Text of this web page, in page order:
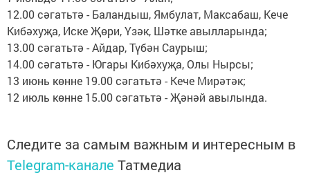
12.00 сәгатьтә - Баландыш, Ямбулат, Максабаш, Кече
Кибәхуҗа, Иске Җөри, Үзәк, Шәтке авылларында;
13.00 сәгатьтә - Айдар, Түбән Саурыш;
14.00 сәгатьтә - Югары Кибәхуҗа, Олы Нырсы;
13 июнь көнне 19.00 сәгатьтә - Кече Мирәтәк;
12 июль көнне 15.00 сәгатьтә - Җәнәй авылында.
Следите за самым важным и интересным в
Telegram-канале Татмедиа